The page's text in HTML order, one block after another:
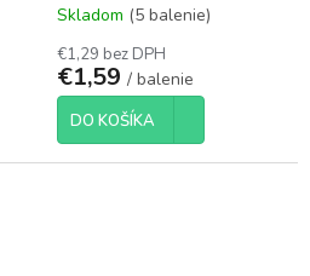
Skladom (5 balenie)
€1,29 bez DPH
€1,59 / balenie
DO KOŠÍKA